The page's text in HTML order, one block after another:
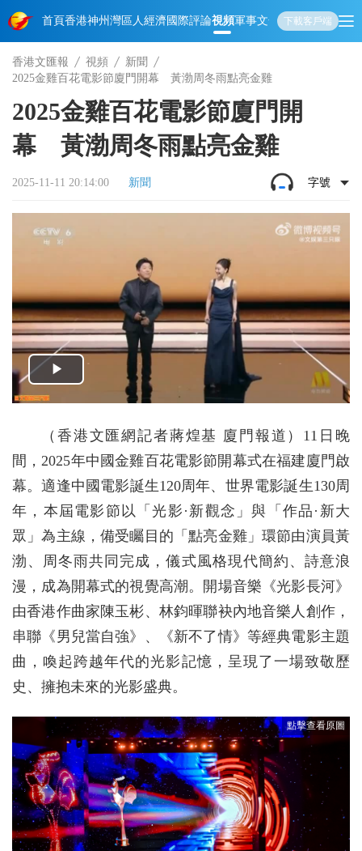
首頁香港神州 灣區人經濟國際評論視頻軍事文化 娛樂生活教育體
下載客戶端
香港文匯報 視頻
新聞
2025金雞百花電影節廈門開幕 黃渤周冬雨點亮金雞
2025金雞百花電影節廈門開
幕 黃渤周冬雨點亮金雞
2025-11-11 20:14:00 新聞 字號
（香港文匯網記者蔣煌基 廈門報道）11日晚
間，2025年中國金雞百花電影節開幕式在福建廈門啟
幕。適逢中國電影誕生120周年、世界電影誕生130周
年，本屆電影節以「光影·新觀念」與「作品·新大
眾」為主線，備受矚目的「點亮金雞」環節由演員黃
渤、周冬雨共同完成，儀式風格現代簡約、詩意浪
漫，成為開幕式的視覺高潮。開場音樂《光影長河》
由香港作曲家陳玉彬、林鈞暉聯袂內地音樂人創作，
串聯《男兒當自強》、《新不了情》等經典電影主題
曲，喚起跨越年代的光影記憶，呈現了一場致敬歷
史、擁抱未來的光影盛典。